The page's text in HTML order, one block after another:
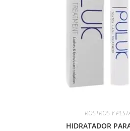
ROSTROS Y
HIDRATADOR